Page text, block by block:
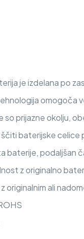
je izdelana po
omogoča
so prijazne okolju,
baterijske celice
baterije, podaljšan
z originalno
originalnim ali